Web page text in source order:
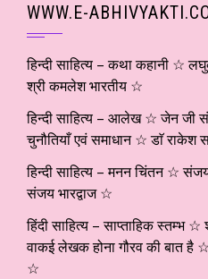
WWW.E-
हिन्दी साहित्य – कथा कहानी ☆
श्री कमलेश भारतीय ☆
हिन्दी साहित्य – आलेख ☆ जेन जी
चुनौतियाँ एवं समाधान ☆ डाॅ राकेश
हिन्दी साहित्य – मनन चिंतन ☆
संजय भारद्वाज ☆
हिंदी साहित्य – साप्ताहिक
वाकई लेखक होना गौरव की बात है
☆